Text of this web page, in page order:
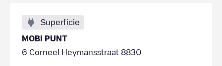
Superfície
MOBI PUNT
6 Corneel Heymansstraat 8830